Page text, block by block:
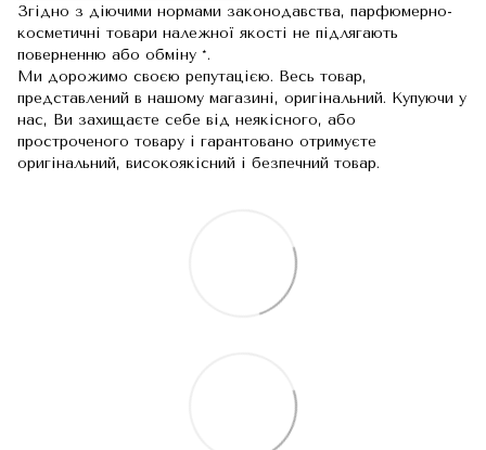
Згідно з діючими нормами законодавства, парфюмерно-
косметичні товари належної якості не підлягають
поверненню або обміну *.
Ми дорожимо своєю репутацією. Весь товар,
представлений в нашому магазині, оригінальний. Купуючи у
нас, Ви захищаєте себе від неякісного, або
простроченого товару і гарантовано отримуєте
оригінальний, високоякісний і безпечний товар.